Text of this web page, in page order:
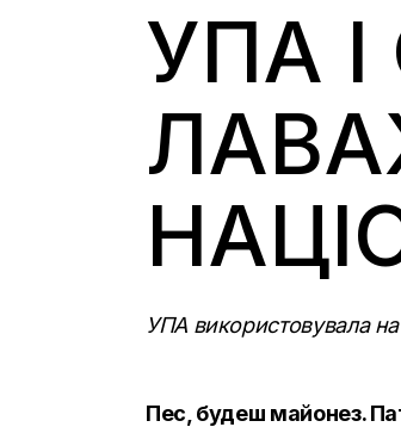
УПА
УПА використовувала на
Пес, будеш майонез.